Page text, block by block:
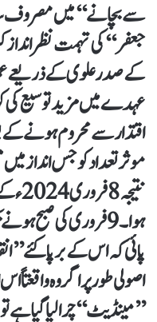
سے بچانے‘‘ میں مصروف
جعفر‘‘ کی تہمت
کے صدر علوی کے ذریعے
عہدے میں مزید توسیع
اقتدار سے محروم ہونے
موثر تعداد کو جس انداز
ہوا۔ 9فروری کی
پائی کہ اس کے برپا کئے
اصولی طورپر اگر وہ واقعتاً
’’مینڈیٹ‘‘ چرالیا گیا ہے